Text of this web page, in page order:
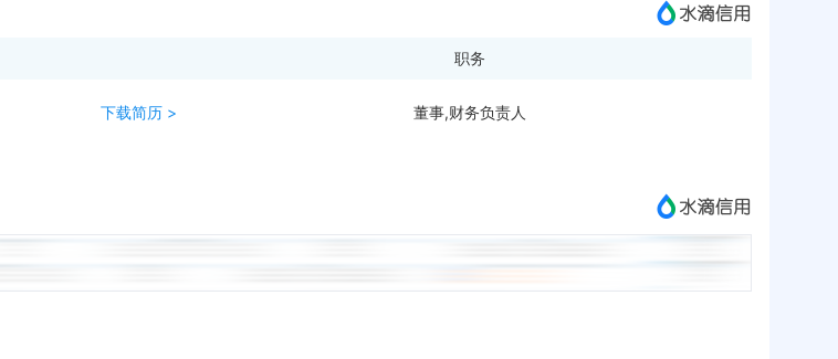
职务
下载简历 > 董事,财务负责人